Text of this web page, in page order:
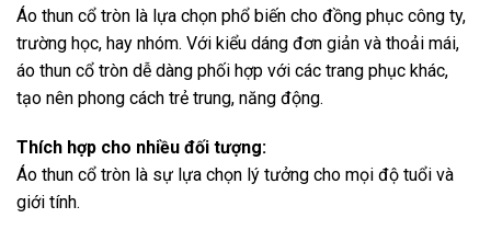
Áo thun cổ tròn là lựa chọn phổ biến cho đồng phục công ty,
trường học, hay nhóm. Với kiểu dáng đơn giản và thoải mái,
áo thun cổ tròn dễ dàng phối hợp với các trang phục khác,
tạo nên phong cách trẻ trung, năng động.
Thích hợp cho nhiều đối tượng:
Áo thun cổ tròn là sự lựa chọn lý tưởng cho mọi độ tuổi và
giới tính.